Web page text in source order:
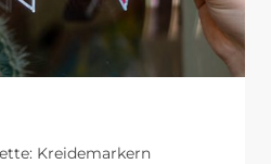
Kreidemarkern